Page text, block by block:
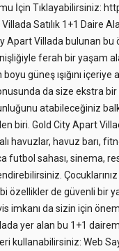
İçin Tıklayabilirsiniz:
Satılık 1+1 Daire
Apart Villada bulunan
ferah bir yaşam
güneş ışığını içeriye
da size ekstra
atabileceğiniz
biri. Gold City Apart
havuzlar, havuz barı,
futbol sahası, sinema,
özellikler de güvenli bir
imkanı da sizin için
yer alan bu 1+1
kullanabilirsiniz: Web